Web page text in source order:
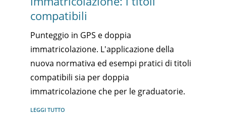
compatibili
Punteggio in GPS e doppia
immatricolazione. L'applicazione della
nuova normativa ed esempi pratici di titoli
compatibili sia per doppia
immatricolazione che per le graduatorie.
LEGGI TUTTO